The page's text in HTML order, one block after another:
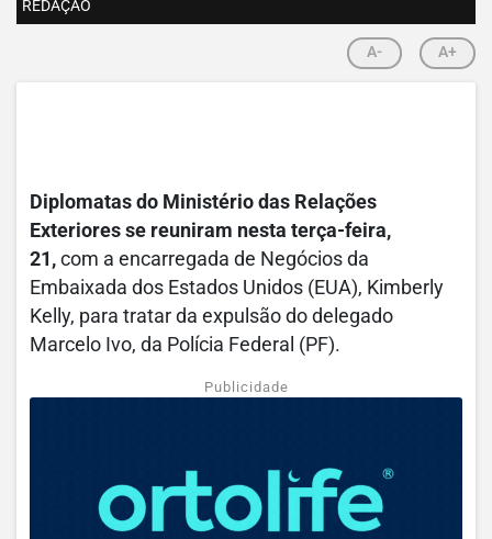
REDAÇÃO
A- A+
Diplomatas do Ministério das Relações
Exteriores se reuniram nesta terça-feira,
21, com a encarregada de Negócios da
Embaixada dos Estados Unidos (EUA), Kimberly
Kelly, para tratar da expulsão do delegado
Marcelo Ivo, da Polícia Federal (PF).
Publicidade